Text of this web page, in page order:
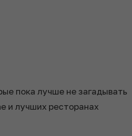
пока лучше не загадывать
и лучших ресторанах